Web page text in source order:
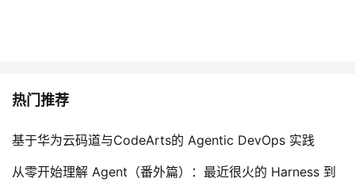
热门推荐
基于华为云码道与CodeArts的 Agentic DevOps 实践
从零开始理解 Agent（番外篇）：最近很火的 Harness 到